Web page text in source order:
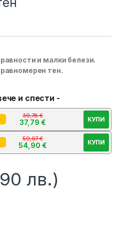
и малки белези.
тен.
и спести -
39,78€
37,79 € КУПИ
59,67€
54,90 € КУПИ
лв.)